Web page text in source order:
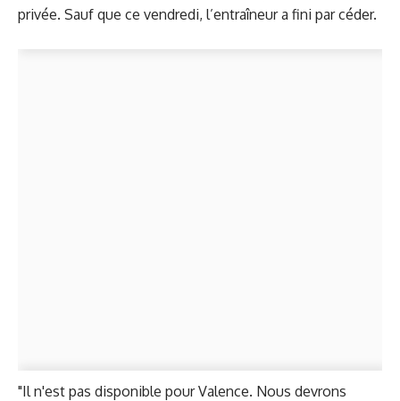
privée. Sauf que ce vendredi, l’entraîneur a fini par céder.
"Il n'est pas disponible pour Valence. Nous devrons